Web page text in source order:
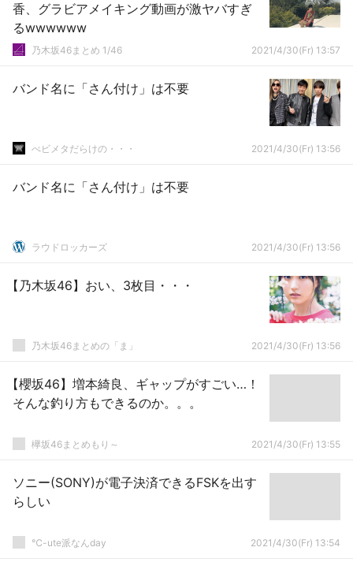
香、グラビアメイキング動画が激ヤバすぎ
るwwwwww
乃木坂46まとめ 1/46 2021/4/30(Fr) 13:57
バンド名に「さん付け」は不要
べビメタだらけの・・・ 2021/4/30(Fr) 13:56
バンド名に「さん付け」は不要
ラウドロッカーズ 2021/4/30(Fr) 13:56
【乃木坂46】おい、3枚目・・・
乃木坂46まとめの「ま」 2021/4/30(Fr) 13:56
【櫻坂46】増本綺良、ギャップがすごい…！
そんな釣り方もできるのか。。。
欅坂46まとめもり～ 2021/4/30(Fr) 13:55
ソニー(SONY)が電子決済できるFSKを出す
らしい
℃-ute派なんday 2021/4/30(Fr) 13:54